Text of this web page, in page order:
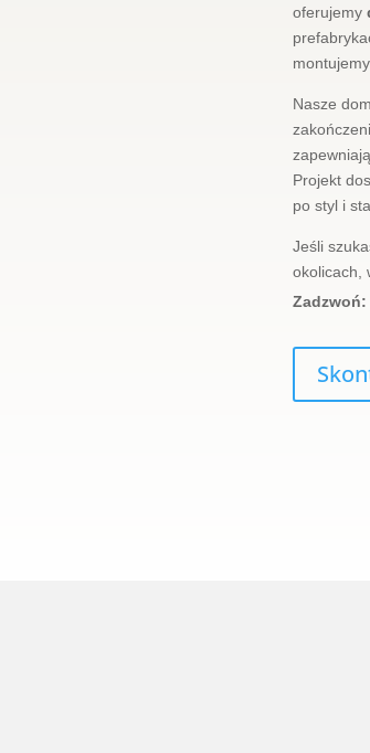
oferujemy
Nasze
Projekt
po styl i
Jeśli
okolicach,
Zadzwoń: